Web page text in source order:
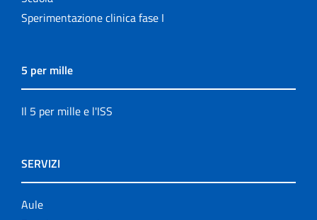
Sperimentazione clinica fase I
5 per mille
Il 5 per mille e l'ISS
SERVIZI
Aule